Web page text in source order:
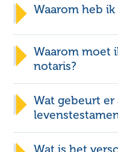
Waarom heb
Waarom moet
notaris?
Wat gebeurt er
Voorbeeld
Voorbeeld
Wat is het
voogdij